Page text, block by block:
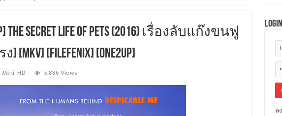
THE SECRET LIFE OF PETS (2016) เรื่องลับแก๊งขนฟู
[FILEFENIX] [ONE2UP]
Mini-HD 5,886 Views
Login
ล